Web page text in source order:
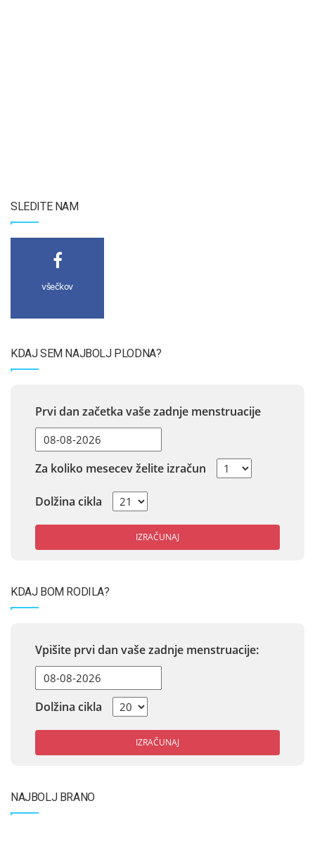
SLEDITE NAM
všečkov
KDAJ SEM NAJBOLJ PLODNA?
Prvi dan začetka vaše zadnje menstruacije
Za koliko mesecev želite izračun
Dolžina cikla
IZRAČUNAJ
KDAJ BOM RODILA?
Vpišite prvi dan vaše zadnje menstruacije:
Dolžina cikla
IZRAČUNAJ
NAJBOLJ BRANO